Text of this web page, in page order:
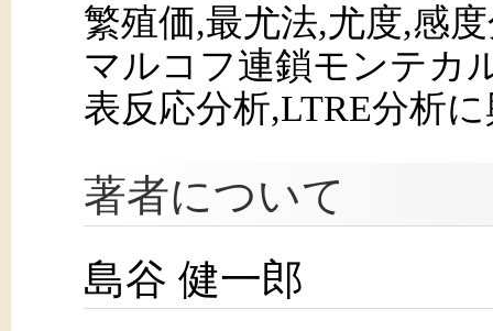
繁殖価,最尤法,尤度,感
マルコフ連鎖モンテカ
表反応分析,LTRE分析
著者について
島谷 健一郎